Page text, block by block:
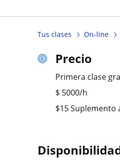
Tus clases On-line
Precio
Primera clase
$ 5000/h
$15 Suplemento